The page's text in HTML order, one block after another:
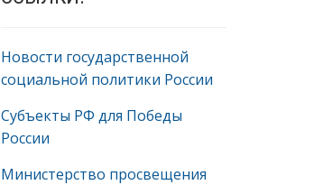
Новости государственной
социальной политики России
Субъекты РФ для Победы
России
Министерство просвещения